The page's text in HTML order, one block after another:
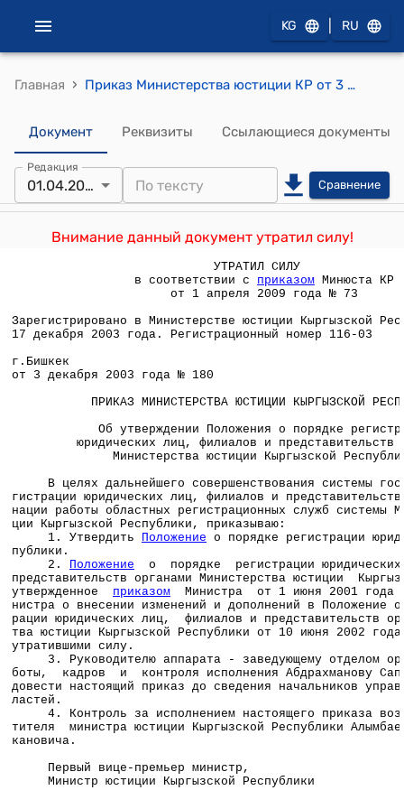
KG RU
Главная › Приказ Министерства юстиции КР от 3 декабря 2003 года № 180 " Об утверждении Положения о порядке регистрации юридических лиц, филиалов и представительств органами Министерства юстиции Кыргызской Республики"
Документ Реквизиты Ссылающиеся документы
Редакция
01.04.2009 Сравнение
Внимание данный документ утратил силу!